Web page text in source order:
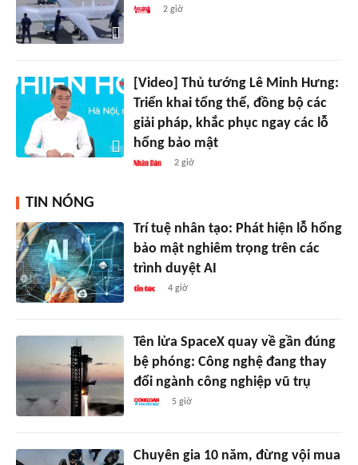
2 giờ
[Video] Thủ tướng Lê Minh Hưng:
Triển khai tổng thể, đồng bộ các
giải pháp, khắc phục ngay các lỗ
hổng bảo mật
2 giờ
TIN NÓNG
Trí tuệ nhân tạo: Phát hiện lỗ hổng
bảo mật nghiêm trọng trên các
trình duyệt AI
4 giờ
Tên lửa SpaceX quay về gần đúng
bệ phóng: Công nghệ đang thay
đổi ngành công nghiệp vũ trụ
5 giờ
Chuyên gia 10 năm, đừng vội mua